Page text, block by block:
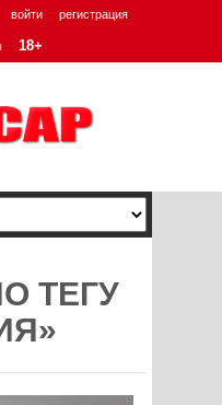
войти регистрация
18+
ТЕГУ